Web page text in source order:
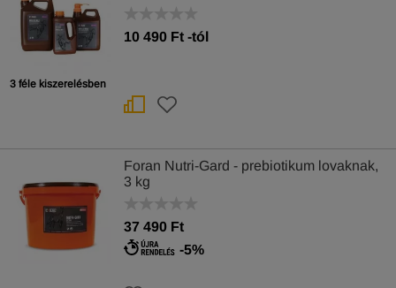
3 féle kiszerelésben
10 490 Ft -tól
Foran Nutri-Gard - prebiotikum lovaknak,
3 kg
37 490 Ft
-5%